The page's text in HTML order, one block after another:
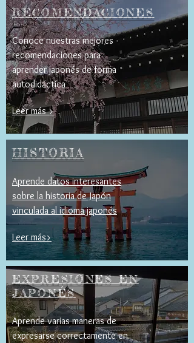
RECOMENDACIONES
Conoce nuestras mejores
recomendaciones para
aprender japonés de forma
autodidáctica
Leer más >
HISTORIA
Aprende datos interesantes
sobre la historia de Japón
vinculada al idioma japonés
Leer más>
EXPRESIONES EN
JAPONÉS
Aprende varias maneras de
expresarse correctamente en